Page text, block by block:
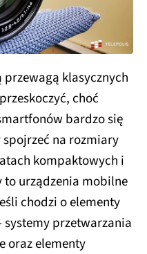
przewagą klasycznych
choć
bardzo się
na rozmiary
kompaktowych i
urządzenia mobilne
chodzi o elementy
systemy przetwarzania
oraz elementy